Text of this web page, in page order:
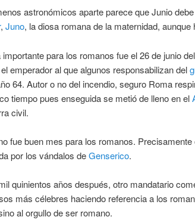
astronómicos aparte parece que Junio
, Juno, la diosa romana de la maternidad,
importante para los romanos fue el 26 de junio
el emperador al que algunos responsabilizan del
64. Autor o no del incendio, seguro Roma
tiempo pues enseguida se metió de lleno en el
civil.
fue buen mes para los romanos.
por los vándalos deGenserico.
quinientos años después, otro mandatario
más célebres haciendo referencia a los
al orgullo de ser romano.